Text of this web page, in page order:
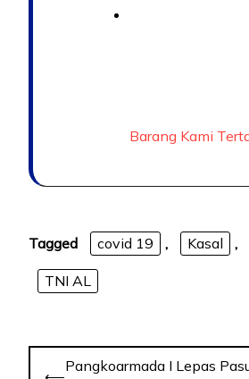
Barang Kami
Tagged covid 19 , Kasal ,
TNI AL
Pangkoarmada I Lepas